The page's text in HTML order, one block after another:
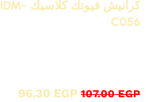
كرانيش فيوتك كلاسيك IDM-
C056
107.00EGP
96.30 EGP